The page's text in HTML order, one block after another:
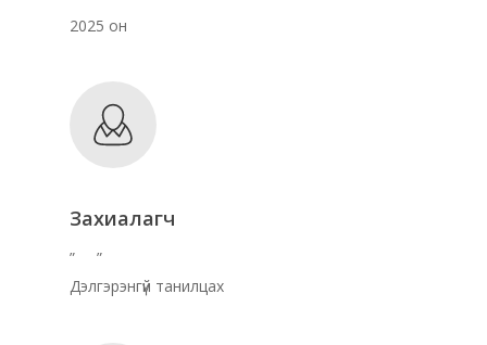
2025 он
Захиалагч
” ”
Дэлгэрэнгүй танилцах